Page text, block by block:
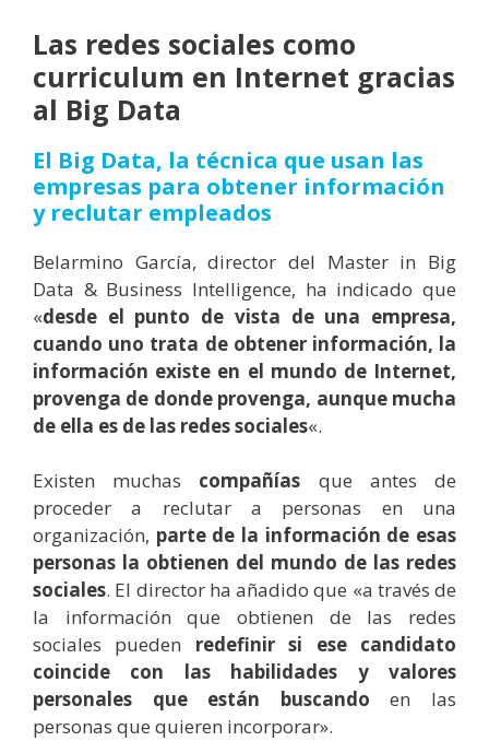
Las redes sociales como
curriculum en Internet gracias
al Big Data
El Big Data, la técnica que usan las
empresas para obtener información
y reclutar empleados
Belarmino García, director del Master in Big
Data & Business Intelligence, ha indicado que
«desde el punto de vista de una empresa,
cuando uno trata de obtener información, la
información existe en el mundo de Internet,
provenga de donde provenga, aunque mucha
de ella es de las redes sociales«.
Existen muchas compañías que antes de
proceder a reclutar a personas en una
organización, parte de la información de esas
personas la obtienen del mundo de las redes
sociales. El director ha añadido que «a través de
la información que obtienen de las redes
sociales pueden redefinir si ese candidato
coincide con las habilidades y valores
personales que están buscando en las
personas que quieren incorporar».